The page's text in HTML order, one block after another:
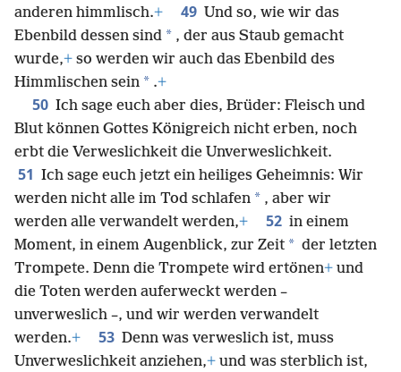
anderen himmlisch.+ 49 Und so, wie wir das
Ebenbild dessen sind * , der aus Staub gemacht
wurde,+ so werden wir auch das Ebenbild des
Himmlischen sein * .+
50 Ich sage euch aber dies, Brüder: Fleisch und
Blut können Gottes Königreich nicht erben, noch
erbt die Verweslichkeit die Unverweslichkeit.
51 Ich sage euch jetzt ein heiliges Geheimnis: Wir
werden nicht alle im Tod schlafen * , aber wir
werden alle verwandelt werden,+ 52 in einem
Moment, in einem Augenblick, zur Zeit * der letzten
Trompete. Denn die Trompete wird ertönen+ und
die Toten werden auferweckt werden –
unverweslich –, und wir werden verwandelt
werden.+ 53 Denn was verweslich ist, muss
Unverweslichkeit anziehen,+ und was sterblich ist,